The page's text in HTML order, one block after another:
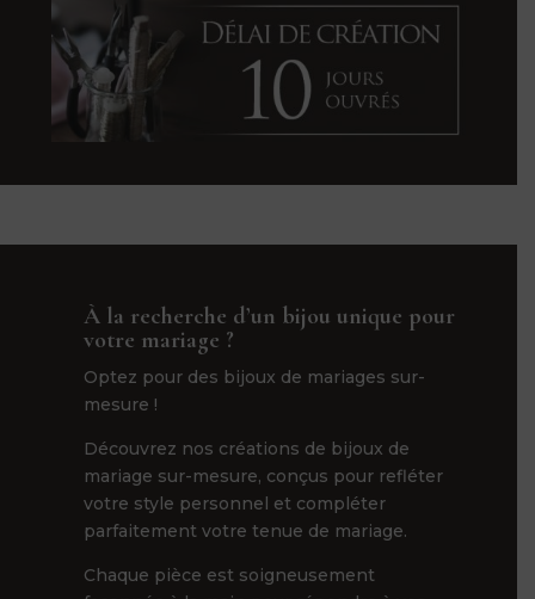
À la recherche d’un bijou unique pour
votre mariage ?
Optez pour des bijoux de mariages sur-
mesure !
Découvrez nos créations de bijoux de
mariage sur-mesure, conçus pour refléter
votre style personnel et compléter
parfaitement votre tenue de mariage.
Chaque pièce est soigneusement